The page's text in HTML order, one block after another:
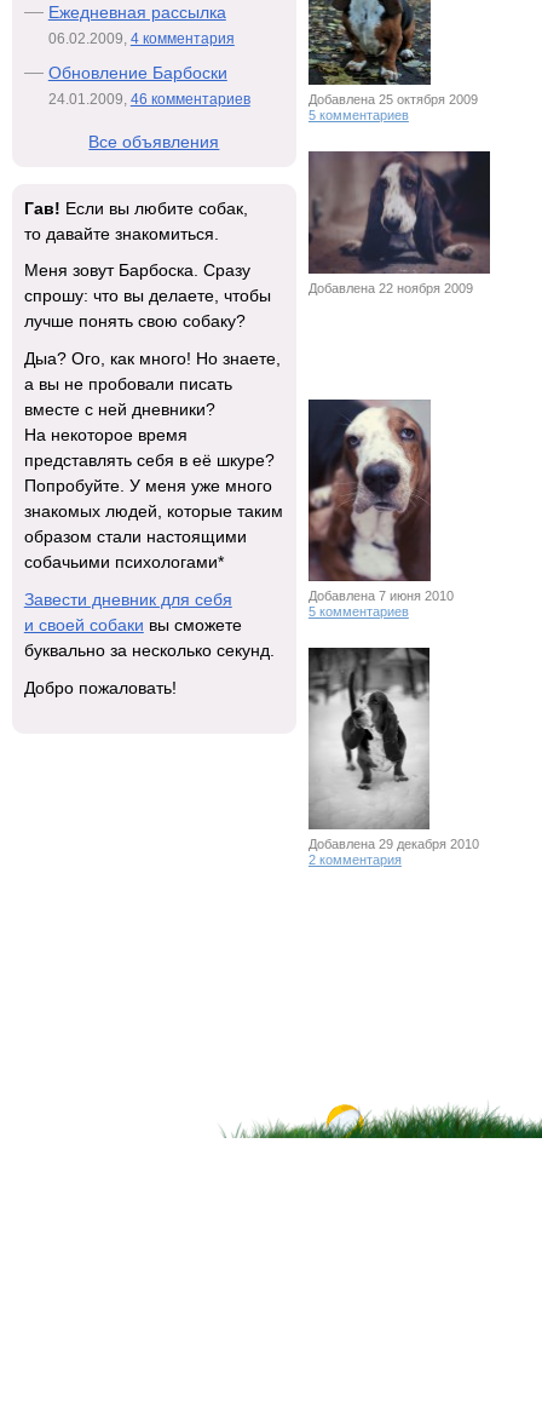
Добавлена 25 октября 2009
5 комментариев
Добавлена 22 ноября 2009
Добавлена 7 июня 2010
5 комментариев
Добавлена 29 декабря 2010
2 комментария
Ежедневная рассылка
06.02.2009, 4 комментария
Обновление Барбоски
24.01.2009, 46 комментариев
Все объявления
Гав! Если вы любите собак,
то давайте знакомиться.
Меня зовут Барбоска. Сразу
спрошу: что вы делаете, чтобы
лучше понять свою собаку?
Дыа? Ого, как много! Но знаете,
а вы не пробовали писать
вместе с ней дневники?
На некоторое время
представлять себя в её шкуре?
Попробуйте. У меня уже много
знакомых людей, которые таким
образом стали настоящими
собачьими психологами*
Завести дневник для себя
и своей собаки вы сможете
буквально за несколько секунд.
Добро пожаловать!